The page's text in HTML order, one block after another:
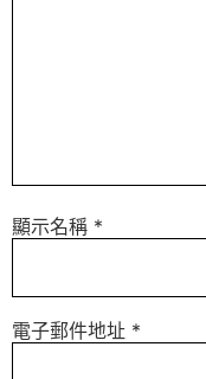
顯示名稱 *
電子郵件地址 *